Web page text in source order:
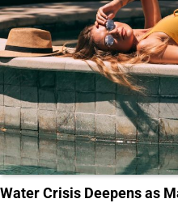
Water Crisis Deepens as